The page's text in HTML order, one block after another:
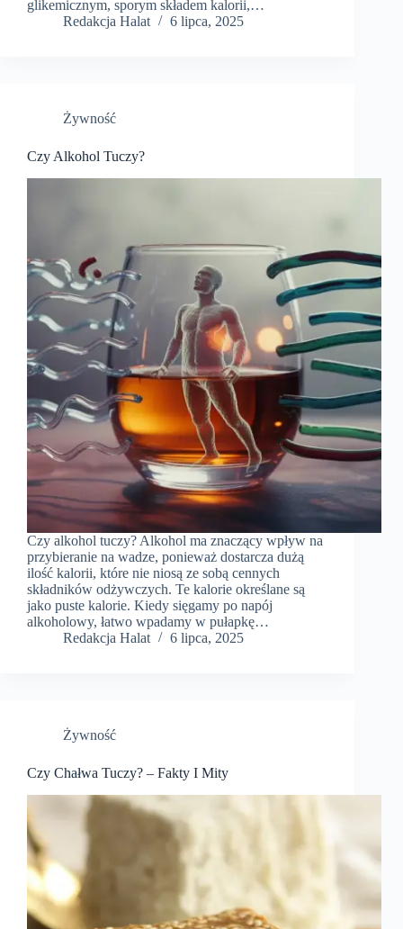
glikemicznym, sporym składem kalorii,…
Redakcja Halat
6 lipca, 2025
Żywność
Czy Alkohol Tuczy?
Czy alkohol tuczy? Alkohol ma znaczący wpływ na
przybieranie na wadze, ponieważ dostarcza dużą
ilość kalorii, które nie niosą ze sobą cennych
składników odżywczych. Te kalorie określane są
jako puste kalorie. Kiedy sięgamy po napój
alkoholowy, łatwo wpadamy w pułapkę…
Redakcja Halat
6 lipca, 2025
Żywność
Czy Chałwa Tuczy? – Fakty I Mity